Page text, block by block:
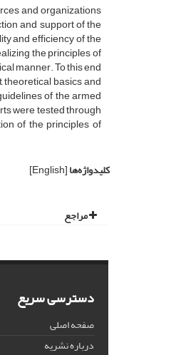
and organizations
and support of the
and efficiency of the
the principles of
manner. To this end
basics and
of the armed
were tested through
of the principles of
کلیدواژه‌ها[English]
مراجع
دسترسی سریع
صفحه اصلی
درباره نشریه